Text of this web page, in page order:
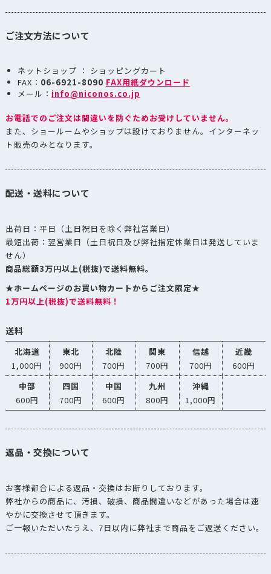
ご注文方法について
ネットショップ ： ショッピングカート
FAX： 06-6921-8090 FAX用紙ダウンロード
メール： info@niconos.co.jp
お電話でのご注文は間違いを防ぐためお受けしていません。
また、ショールームやショップは設けておりません。インターネッ
ト販売のみとなります。
配送・送料について
出荷日：平日（土日祝日を除く弊社営業日）
最短出荷：翌営業日（土日祝日及び弊社指定休業日は発送していま
せん）
商品総額3万円以上(税抜)で送料無料。
★ホームページのお買い物カートからご注文限定★
1万円以上(税抜)で送料無料！
送料
北海道 東北 北陸 関東 信越
近畿
1,000円
900円 700円 700円 700円
600円
中部
四国 中国 九州
沖縄
600円
700円 600円 800円 1,000円
返品・交換について
お客様都合による返品・交換はお断りしております。
弊社からの商品に、汚損、破損、商品間違いなどがあった場合は速
やかに交換させて頂きます。
ご一報いただいたうえ、7日以内に弊社まで商品をご返送ください。